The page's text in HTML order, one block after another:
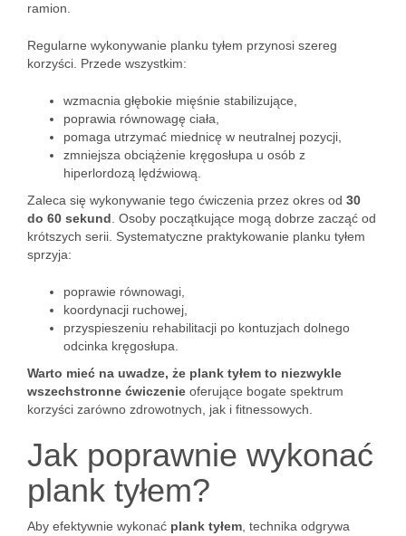
ramion.
Regularne wykonywanie planku tyłem przynosi szereg
korzyści. Przede wszystkim:
wzmacnia głębokie mięśnie stabilizujące,
poprawia równowagę ciała,
pomaga utrzymać miednicę w neutralnej pozycji,
zmniejsza obciążenie kręgosłupa u osób z
hiperlordozą lędźwiową.
Zaleca się wykonywanie tego ćwiczenia przez okres od 30
do 60 sekund . Osoby początkujące mogą dobrze zacząć od
krótszych serii. Systematyczne praktykowanie planku tyłem
sprzyja:
poprawie równowagi,
koordynacji ruchowej,
przyspieszeniu rehabilitacji po kontuzjach dolnego
odcinka kręgosłupa.
Warto mieć na uwadze, że plank tyłem to niezwykle
wszechstronne ćwiczenie oferujące bogate spektrum
korzyści zarówno zdrowotnych, jak i fitnessowych.
Jak poprawnie wykonać
plank tyłem?
Aby efektywnie wykonać plank tyłem , technika odgrywa